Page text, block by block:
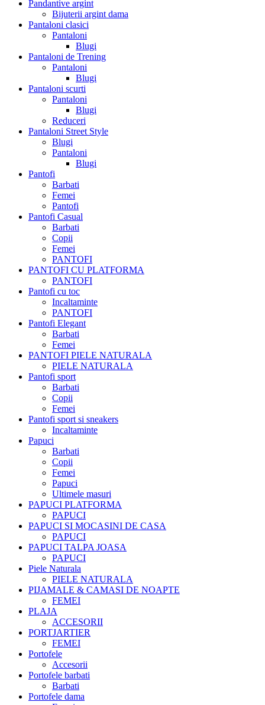
Pandantive argint
Bijuterii argint dama
Pantaloni clasici
Pantaloni
Blugi
Pantaloni de Trening
Pantaloni
Blugi
Pantaloni scurti
Pantaloni
Blugi
Reduceri
Pantaloni Street Style
Blugi
Pantaloni
Blugi
Pantofi
Barbati
Femei
Pantofi
Pantofi Casual
Barbati
Copii
Femei
PANTOFI
PANTOFI CU PLATFORMA
PANTOFI
Pantofi cu toc
Incaltaminte
PANTOFI
Pantofi Elegant
Barbati
Femei
PANTOFI PIELE NATURALA
PIELE NATURALA
Pantofi sport
Barbati
Copii
Femei
Pantofi sport si sneakers
Incaltaminte
Papuci
Barbati
Copii
Femei
Papuci
Ultimele masuri
PAPUCI PLATFORMA
PAPUCI
PAPUCI SI MOCASINI DE CASA
PAPUCI
PAPUCI TALPA JOASA
PAPUCI
Piele Naturala
PIELE NATURALA
PIJAMALE & CAMASI DE NOAPTE
FEMEI
PLAJA
ACCESORII
PORTJARTIER
FEMEI
Portofele
Accesorii
Portofele barbati
Barbati
Portofele dama